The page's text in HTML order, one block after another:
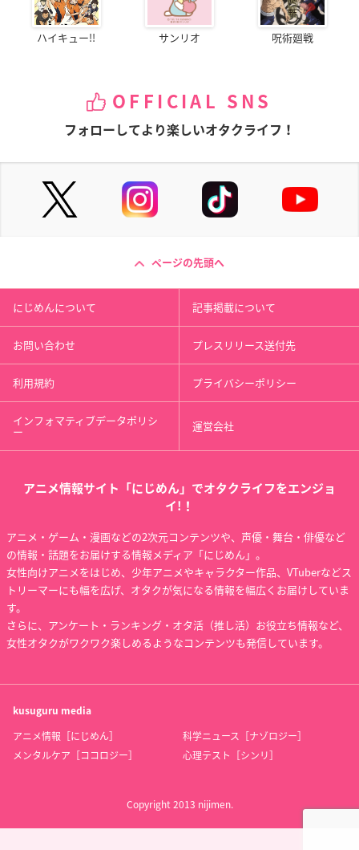
ハイキュー!! サンリオ 呪術廻戦
OFFICIAL SNS
フォローしてより楽しいオタクライフ！
ページの先頭へ
にじめんについて 記事掲載について
お問い合わせ プレスリリース送付先
利用規約 プライバシーポリシー
インフォマティブデータポリシ
ー 運営会社
アニメ情報サイト「にじめん」でオタクライフをエンジョ
イ!！
アニメ・ゲーム・漫画などの2次元コンテンツや、声優・舞台・俳優など
の情報・話題をお届けする情報メディア「にじめん」。
女性向けアニメをはじめ、少年アニメやキャラクター作品、VTuberなどス
トリーマーにも幅を広げ、オタクが気になる情報を幅広くお届けしていま
す。
さらに、アンケート・ランキング・オタ活（推し活）お役立ち情報など、
女性オタクがワクワク楽しめるようなコンテンツも発信しています。
kusuguru media
アニメ情報［にじめん］
科学ニュース［ナゾロジー］
メンタルケア［ココロジー］
心理テスト［シンリ］
Copyright 2013 nijimen.